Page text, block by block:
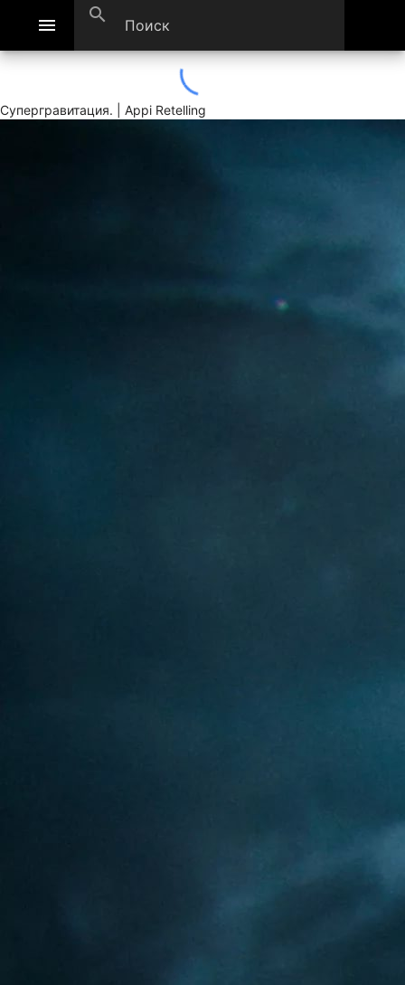
menu search
Супергравитация. | Appi Retelling